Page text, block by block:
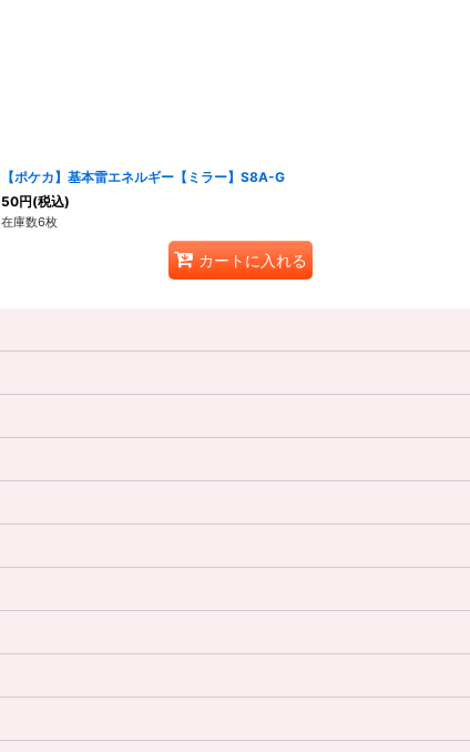
【ポケカ】基本雷エネルギー【ミラー】S8A-G
50円(税込)
在庫数6枚
カートに入れる